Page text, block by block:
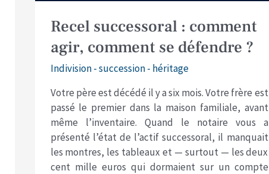
Recel successoral : comment
agir, comment se défendre ?
Indivision - succession - héritage
Votre père est décédé il y a six mois. Votre frère est
passé le premier dans la maison familiale, avant
même l’inventaire. Quand le notaire vous a
présenté l’état de l’actif successoral, il manquait
les montres, les tableaux et — surtout — les deux
cent mille euros qui dormaient sur un compte